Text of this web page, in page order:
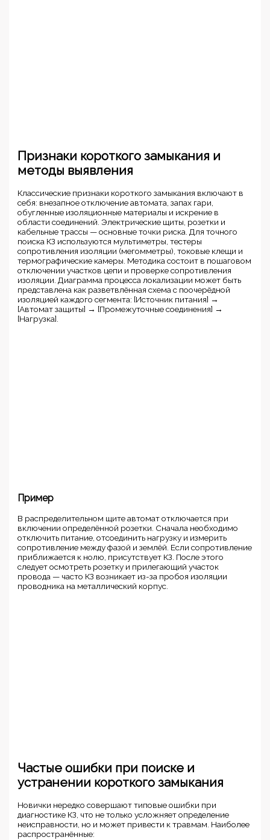
Признаки короткого замыкания и
методы выявления
Классические признаки короткого замыкания включают в
себя: внезапное отключение автомата, запах гари,
обугленные изоляционные материалы и искрение в
области соединений. Электрические щиты, розетки и
кабельные трассы — основные точки риска. Для точного
поиска КЗ используются мультиметры, тестеры
сопротивления изоляции (мегомметры), токовые клещи и
термографические камеры. Методика состоит в пошаговом
отключении участков цепи и проверке сопротивления
изоляции. Диаграмма процесса локализации может быть
представлена как разветвлённая схема с поочерёдной
изоляцией каждого сегмента: [Источник питания] →
[Автомат защиты] → [Промежуточные соединения] →
[Нагрузка].
Пример
В распределительном щите автомат отключается при
включении определённой розетки. Сначала необходимо
отключить питание, отсоединить нагрузку и измерить
сопротивление между фазой и землёй. Если сопротивление
приближается к нолю, присутствует КЗ. После этого
следует осмотреть розетку и прилегающий участок
провода — часто КЗ возникает из-за пробоя изоляции
проводника на металлический корпус.
Частые ошибки при поиске и
устранении короткого замыкания
Новички нередко совершают типовые ошибки при
диагностике КЗ, что не только усложняет определение
неисправности, но и может привести к травмам. Наиболее
распространённые: